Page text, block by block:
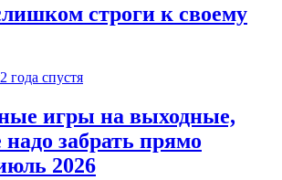
строги к своему
2 года спустя
игры на выходные,
забрать прямо
2026